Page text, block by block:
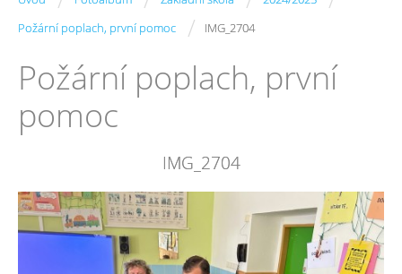
Požární poplach, první pomoc / IMG_2704
Požární poplach, první
pomoc
IMG_2704